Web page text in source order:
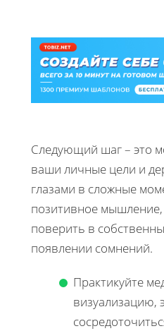
Следующий шаг – это
ваши личные цели и
глазами в сложные
позитивное
поверить в
появлении сомнений.
Практикуйте
визуализацию,